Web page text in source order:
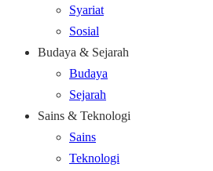
Syariat
Sosial
Budaya & Sejarah
Budaya
Sejarah
Sains & Teknologi
Sains
Teknologi